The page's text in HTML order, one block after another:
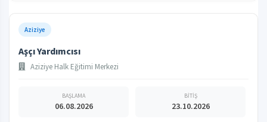
Aziziye
Aşçı Yardımcısı
Aziziye Halk Eğitimi Merkezi
BAŞLAMA
06.08.2026
BİTİŞ
23.10.2026